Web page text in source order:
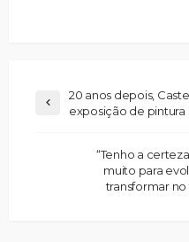
20 anos depois,
exposição de
“Tenho a
muito para
transformar no